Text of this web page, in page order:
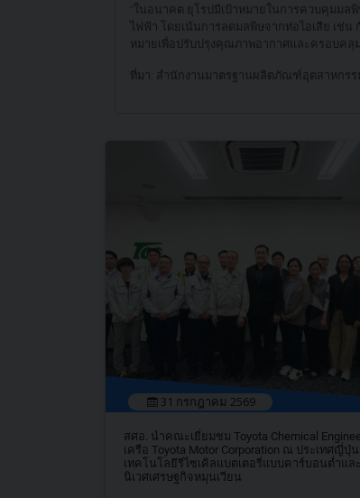
“ในอนาคต ยุโรปมีเป้าหมายในการควบคุมม
ไฟฟ้า โดยเน้นการลดมลพิษจากท่อไอเสีย เช่
หมายเพื่อปรับปรุงคุณภาพอากาศและครอบคลุ
ที่มา: สำนักงานมาตรฐานผลิตภัณฑ์อุตสาหกรรม
31 กรกฎาคม 2569
สศอ. นำคณะเยี่ยมชม Toyota Chemical
เครือ Toyota Motor Corporation ณ ประเทศญี่ปุ่
เทคโนโลยีรีไซเคิลแบตเตอรี่แบบคาร์บอนต่ำแล
นิเวศเศรษฐกิจหมุนเวียน